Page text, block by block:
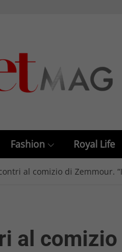
Fashion Royal Life
al comizio di Zemmour.
al comizio